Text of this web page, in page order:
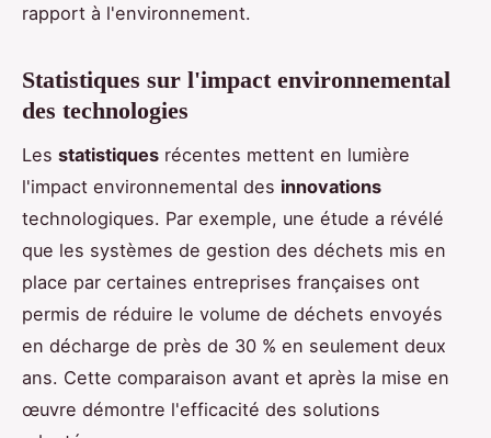
rapport à l'environnement.
Statistiques sur l'impact environnemental
des technologies
Les statistiques récentes mettent en lumière
l'impact environnemental des innovations
technologiques. Par exemple, une étude a révélé
que les systèmes de gestion des déchets mis en
place par certaines entreprises françaises ont
permis de réduire le volume de déchets envoyés
en décharge de près de 30 % en seulement deux
ans. Cette comparaison avant et après la mise en
œuvre démontre l'efficacité des solutions